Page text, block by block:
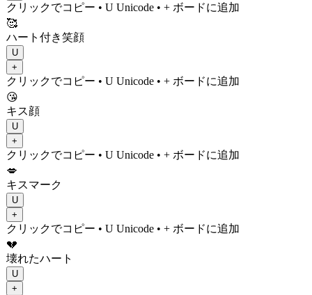
クリックでコピー • U Unicode • + ボードに追加
🥰
ハート付き笑顔
U
+
クリックでコピー • U Unicode • + ボードに追加
😘
キス顔
U
+
クリックでコピー • U Unicode • + ボードに追加
💋
キスマーク
U
+
クリックでコピー • U Unicode • + ボードに追加
💔
壊れたハート
U
+